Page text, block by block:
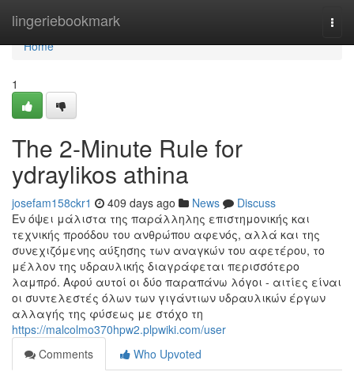
lingeriebookmark
Home
Home
1
The 2-Minute Rule for
ydraylikos athina
josefam158ckr1 409 days ago News
Discuss
Εν όψει μάλιστα της παράλληλης επιστημονικής και
τεχνικής προόδου του ανθρώπου αφενός, αλλά και της
συνεχιζόμενης αύξησης των αναγκών του αφετέρου, το
μέλλον της υδραυλικής διαγράφεται περισσότερο
λαμπρό. Αφού αυτοί οι δύο παραπάνω λόγοι - αιτίες είναι
οι συντελεστές όλων των γιγάντιων υδραυλικών έργων
αλλαγής της φύσεως με στόχο τη
https://malcolmo370hpw2.plpwiki.com/user
Comments
Who Upvoted